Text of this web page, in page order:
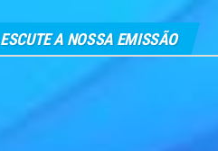
ESCUTE A NOSSA EMISSÃO